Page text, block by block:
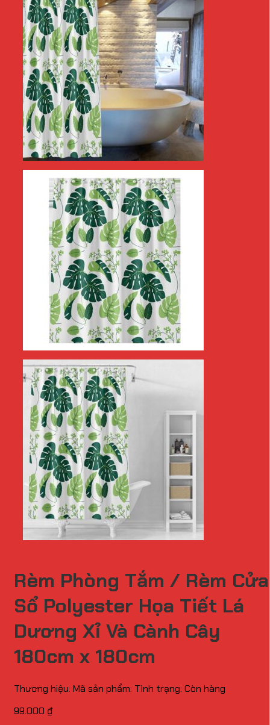
Rèm Phòng Tắm / Rèm Cửa
Sổ Polyester Họa Tiết Lá
Dương Xỉ Và Cành Cây
180cm x 180cm
Thương hiệu: Mã sản phẩm: Tình trạng: Còn hàng
99.000 ₫